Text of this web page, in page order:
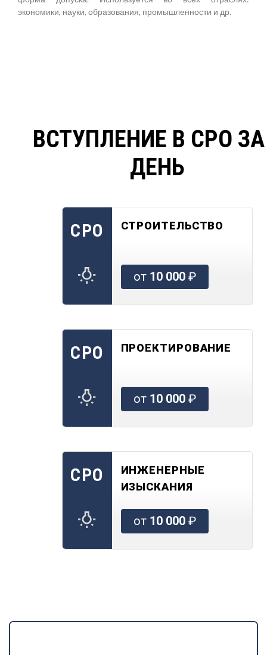
экономики, науки, образования, промышленности и др.
ВСТУПЛЕНИЕ В СРО
ДЕНЬ
СРО СТРОИТЕЛЬСТВО
от 10 000₽
СРО ПРОЕКТИРОВАНИЕ
от 10 000₽
СРО
ИНЖЕНЕРНЫЕ
ИЗЫСКАНИЯ
от 10 000₽